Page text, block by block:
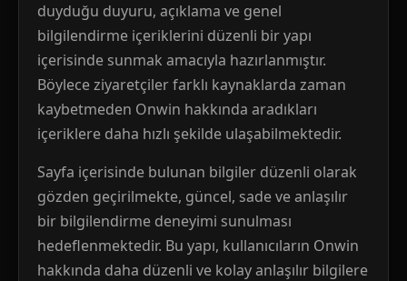
duyduğu duyuru, açıklama ve genel
bilgilendirme içeriklerini düzenli bir yapı
içerisinde sunmak amacıyla hazırlanmıştır.
Böylece ziyaretçiler farklı kaynaklarda zaman
kaybetmeden Onwin hakkında aradıkları
içeriklere daha hızlı şekilde ulaşabilmektedir.
Sayfa içerisinde bulunan bilgiler düzenli olarak
gözden geçirilmekte, güncel, sade ve anlaşılır
bir bilgilendirme deneyimi sunulması
hedeflenmektedir. Bu yapı, kullanıcıların Onwin
hakkında daha düzenli ve kolay anlaşılır bilgilere